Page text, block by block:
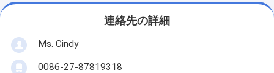
連絡先の詳細
Ms. Cindy
0086-27-87819318